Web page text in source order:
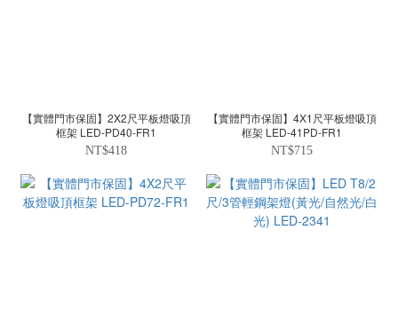
【實體門市保固】2X2尺平板燈吸頂
框架 LED-PD40-FR1
NT$418
【實體門市保固】4X1尺平板燈吸頂
框架 LED-41PD-FR1
NT$715